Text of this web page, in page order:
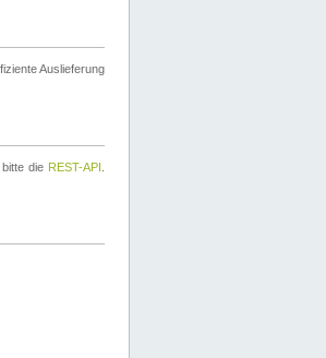
Auslieferung
die REST-API